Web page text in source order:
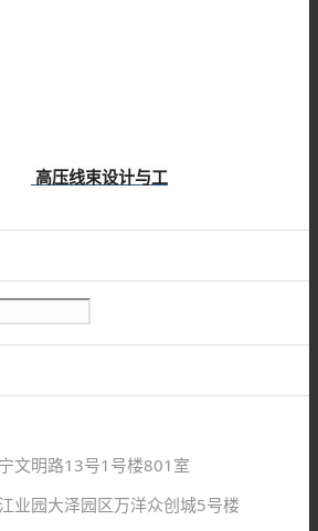
高压线束设计与工
文明路13号1号楼801室
业园大泽园区万洋众创城5号楼